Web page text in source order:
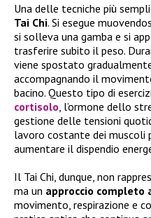
Una delle tecniche più
Tai Chi. Si esegue
si solleva una gamba e si
trasferire subito il peso.
viene spostato
accompagnando il
bacino. Questo tipo di
cortisolo , l’ormone dello
gestione delle tensioni
lavoro costante dei muscoli
aumentare il dispendio
Il Tai Chi, dunque, non
ma un approccio completo
movimento, respirazione e